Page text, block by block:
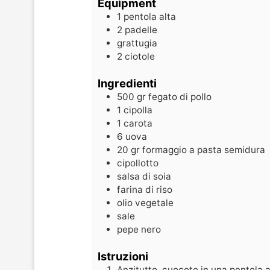
Equipment
1 pentola alta
2 padelle
grattugia
2 ciotole
Ingredienti
500 gr fegato di pollo
1 cipolla
1 carota
6 uova
20 gr formaggio a pasta semidura
cipollotto
salsa di soia
farina di riso
olio vegetale
sale
pepe nero
Istruzioni